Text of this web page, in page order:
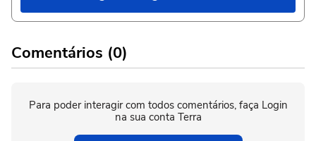
Comentários (0)
Para poder interagir com todos comentários, faça Login
na sua conta Terra